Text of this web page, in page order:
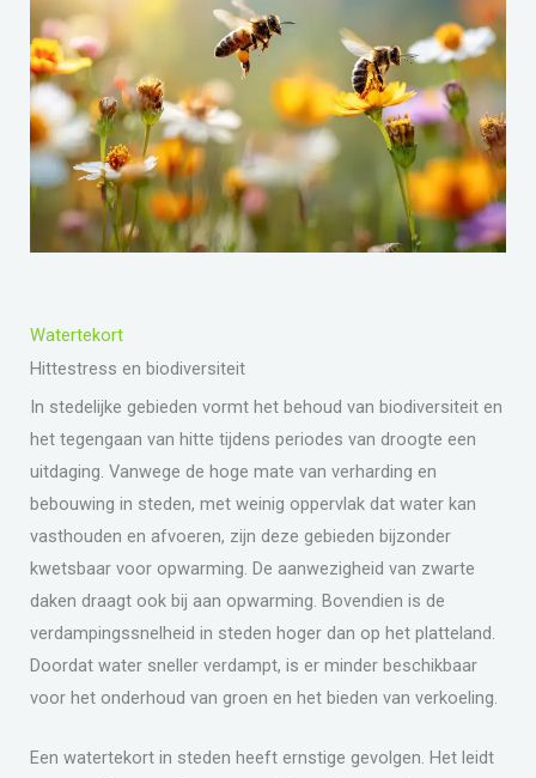
Watertekort
Hittestress en biodiversiteit
In stedelijke gebieden vormt het behoud van biodiversiteit en
het tegengaan van hitte tijdens periodes van droogte een
uitdaging. Vanwege de hoge mate van verharding en
bebouwing in steden, met weinig oppervlak dat water kan
vasthouden en afvoeren, zijn deze gebieden bijzonder
kwetsbaar voor opwarming. De aanwezigheid van zwarte
daken draagt ook bij aan opwarming. Bovendien is de
verdampingssnelheid in steden hoger dan op het platteland.
Doordat water sneller verdampt, is er minder beschikbaar
voor het onderhoud van groen en het bieden van verkoeling.
Een watertekort in steden heeft ernstige gevolgen. Het leidt